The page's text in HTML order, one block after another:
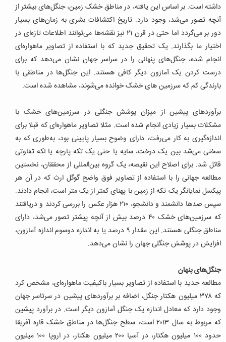
داشته است. بر اساس این یافته، در مناطق خشک زمین، جنگل‌های بیشتر از
آنچه تصور می‌شد، وجود دارد. تاریخ اکتشافات بشری به زمان‌های بسیار
دور بر می‌گردد اما حتی در قرن ۲۱ نیز نقشه‌ها می‌توانند اطلاعات تازه‌ای در
اختیار ما بگذارند. یک تحقیق جدید که با استفاده از تصاویر ماهواره‌ای
انجام شده، جنگل‌های پنهانی را در سراسر جهان نشان می‌دهد که برای
درست کردن یک آمازون دیگر کافی هستند. این جنگل‌ها در مناطقی با
بارندگی کم که سرزمین های خشک خوانده می‌شوند، مشاهده شده است.
برآوردهای پیشین از میزان پوشش جنگلی در سرزمین‌های خشک با
مشکلات بسیار زیادی انجام شده است. مثلا تصاویر ماهواره‌ای که قبلا برای
اندازه‌گیری به کار می‌رفت، دارای وضوح بسیار پایینی بود، به‌طوری که به
سختی می‌شد بین یک درخت، سایه یا حتی یک تکه پارچه یا لکه تفاوتی
قائل شد. برای اصلاح این نقیصه، یک گروه بین‌المللی از محققان، نخستین
مطالعه جهانی را با استفاده از تصاویر فوق واضح گوگل ارث که در آن هر
پیکسل نمایانگر یک تکه از زمین با پهنای کمتر از یک متر است، انجام دادند.
سپس صدها دانشمند و دانشجو، ۲۱۰ هزار عکس را بررسی کردند و دریافتند
که سرزمین‌های خشک ۴۰ درصد بیش از آنچه پیشتر تصور می‌شد، دارای
مناطق جنگلی هستند. این مقدار ۹ درصد یا به اندازه دوسوم اندازه آمازون،
افزایش در پوشش جنگلی جهان را نشان می‌دهد.
جنگل‌های پنهان
مطالعه جدید با استفاده از تصاویر بسیار باکیفیت ماهواره‌ای، مشخص کرد
که ۳۷۸ میلیون هکتار جنگل، اضافه بر برآوردهای پیشین در سرتاسر جهان
وجود دارد که معادل اندازه یک جنگل آمازون دیگر است. در برآورد پیشین
که مربوط به سال ۲۰۱۳ است، سطح جنگل‌ها در مناطق خشک قاره آفریقا
حدود ۱۰۰ میلیون هکتار، در آسیا ۲۰۰ میلیون هکتار، در اروپا ۱۰۰ میلیون